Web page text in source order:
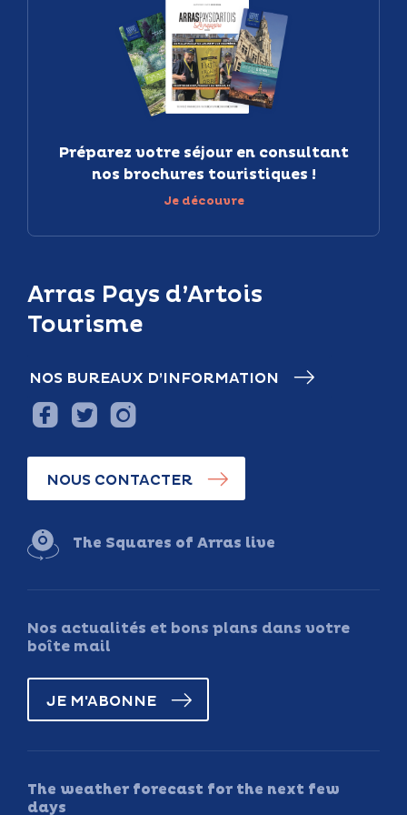
Arras Pays d’Artois
Tourisme
NOS BUREAUX D’INFORMATION
NOUS CONTACTER
The Squares of Arras live
Nos actualités et bons plans dans votre
boîte mail
JE M'ABONNE
The weather forecast for the next few
days
Préparez votre séjour en consultant
nos brochures touristiques !
Je découvre